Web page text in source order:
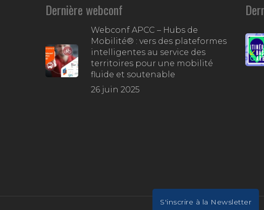
Dernière webconf
Webconf APCC – Hubs de
Mobilité® : vers des plateformes
intelligentes au service des
territoires pour une mobilité
fluide et soutenable
26 juin 2025
S'inscrire à la Newsletter